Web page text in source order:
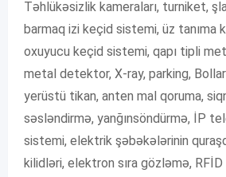
Təhlükəsizlik kameraları, turniket,
barmaq izi keçid sistemi, üz tanıma
oxuyucu keçid sistemi, qapı tipli
metal detektor, X-ray, parking,
yerüstü tikan, anten mal qoruma,
səsləndirmə, yanğınsöndürmə, İP
sistemi, elektrik şəbəkələrinin
kilidləri, elektron sıra gözləmə,